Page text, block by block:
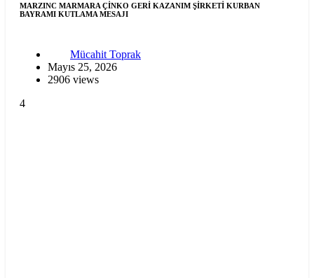
MARZINC MARMARA ÇİNKO GERİ KAZANIM ŞİRKETİ KURBAN
BAYRAMI KUTLAMA MESAJI
Mücahit Toprak
Mayıs 25, 2026
2906 views
4